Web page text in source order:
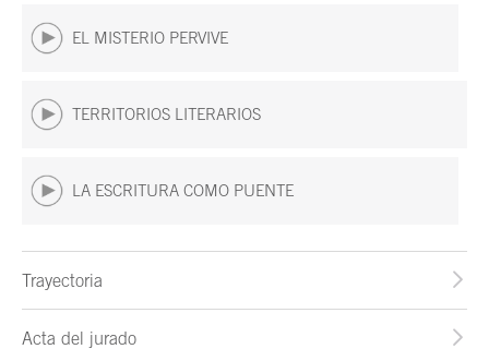
EL MISTERIO PERVIVE
TERRITORIOS LITERARIOS
LA ESCRITURA COMO PUENTE
Trayectoria
Acta del jurado